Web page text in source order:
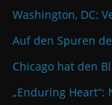
Washington, DC:
Auf den Spuren
Chicago hat den
„Enduring Heart“: